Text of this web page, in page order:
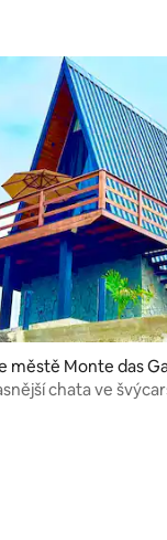
4,87 z 5, 89
městě Monte das
chata ve